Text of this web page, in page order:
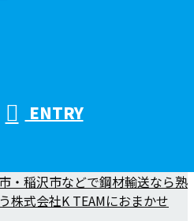
ENTRY